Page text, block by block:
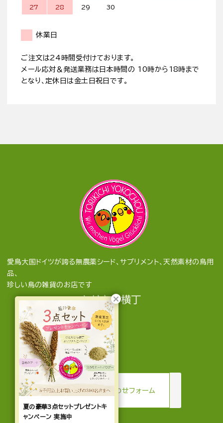
27 28 29 30
休業日
ご注文は24時間受付けております。
メール応対＆発送業務は日本時間の 10時から18時まで
となり、定休日は金土日祝日です。
愛鳥大国ドイツが誇る無農薬シード、サプリメント、天然素材の鳥用
品、
珍しい鳥の雑貨のお店です
とりきち横丁
mail お問い合わせフォーム
夏の豪華3点セットプレゼントキ
ャンペーン 実施中